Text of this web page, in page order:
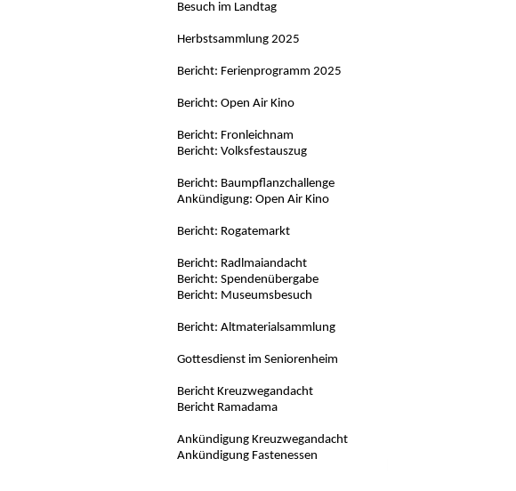
Besuch im Landtag
Herbstsammlung 2025
Bericht: Ferienprogramm 2025
Bericht: Open Air Kino
Bericht: Fronleichnam
Bericht: Volksfestauszug
Bericht: Baumpflanzchallenge
Ankündigung: Open Air Kino
Bericht: Rogatemarkt
Bericht: Radlmaiandacht
Bericht: Spendenübergabe
Bericht: Museumsbesuch
Bericht: Altmaterialsammlung
Gottesdienst im Seniorenheim
Bericht Kreuzwegandacht
Bericht Ramadama
Ankündigung Kreuzwegandacht
Ankündigung Fastenessen